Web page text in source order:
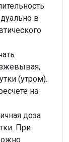
в
(утром).
на
доза
При